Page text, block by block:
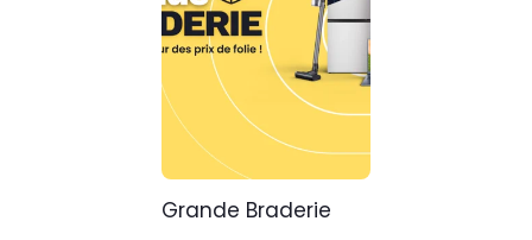
Grande Braderie